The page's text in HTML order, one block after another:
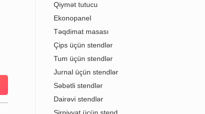
Qiymət tutucu
Ekonopanel
Təqdimat masası
Çips üçün stendlər
Tum üçün stendlər
Jurnal üçün stendlər
Səbətli stendlər
Dairəvi stendlər